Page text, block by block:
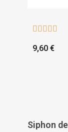
    
9,60 €
Siphon